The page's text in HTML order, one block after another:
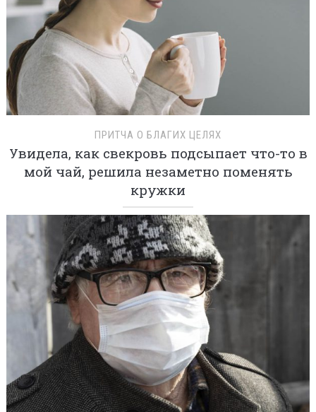
ПРИТЧА О БЛАГИХ ЦЕЛЯХ
Увидела, как свекровь подсыпает что-то в
мой чай, решила незаметно поменять
кружки